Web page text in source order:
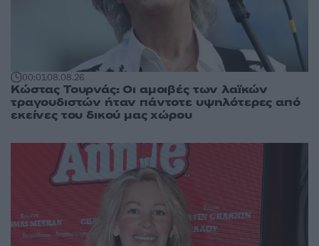
00:0108.08.26
Κώστας Τουρνάς: Οι αμοιβές των λαϊκών
τραγουδιστών ήταν πάντοτε υψηλότερες από
εκείνες του δικού μας χώρου